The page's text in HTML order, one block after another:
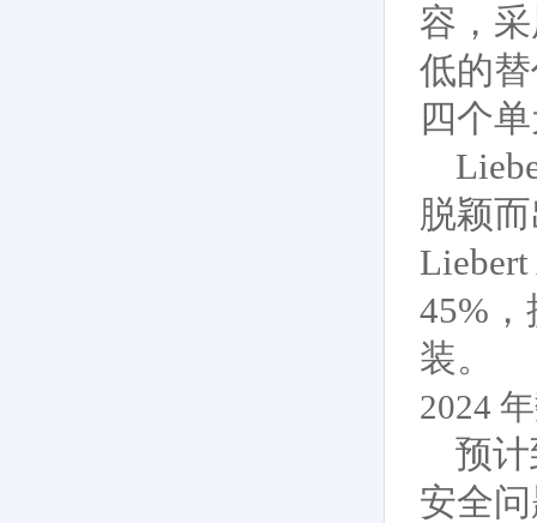
容，
低的
四个
脱颖
45%
装。
2024
预
安全